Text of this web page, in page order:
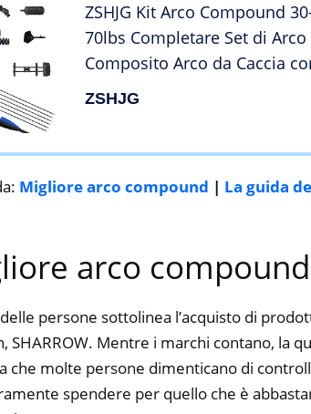
ZSHJG Kit Arco Compound
70lbs Completare Set di Arco
Composito Arco da Caccia
Frecce in Carbonio Arco
ZSHJG
Migliore arco compound | La guida
arco
persone sottolinea l’acquisto di
SHARROW. Mentre i marchi contano, la
che molte persone dimenticano di
spendere per quello che è